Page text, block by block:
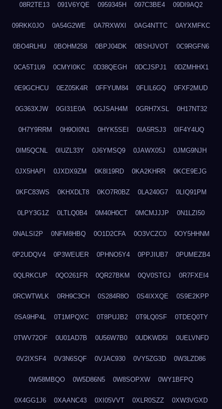
08R2TE13 091V6YQE 0959345H 097C3BE4 09DI9AQ2
09RKK0JO 0A54G2WE 0A7RXWXI 0AG4NTTC 0AYXMFKC
0BO4RLHU 0BOHM258 0BPJ04DK 0BSHJVOT 0C9RGFN6
0CA5T1U9 0CMYI0KC 0D38QEGH 0DCJSPJ1 0DZMHHX1
0E9GCHCU 0EZ05K4R 0FFYUM84 0FLIL6GQ 0FXF2MUD
0G363XJW 0GI31E0A 0GJSAH4M 0GRH7XSL 0H17NT32
0H7Y9RRM 0H9OI0N1 0HYK5SEI 0IA5RSJ3 0IF4Y4UQ
0IM5QCNL 0IUZL33Y 0J6YMSQ9 0JAWX05J 0JMG9NJH
0JX5HAPI 0JXDX9ZM 0K8I19RD 0KA2KHRR 0KCE9EJG
0KFC83WS 0KHXDLT8 0KO7R0BZ 0LA240G7 0LIQ91PM
0LPY3G1Z 0LTLQ0B4 0M40H0CT 0MCMJJJP 0N1LZI50
0NALSI2P 0NFM8HBQ 0O1D2CFA 0O3VCZC0 0OY5HHNM
0P2UDQV4 0P3WEUER 0PHNO5Y4 0PPJIUB7 0PUMEZB4
0QLRKCUP 0QO261FR 0QR27BKM 0QV0STGJ 0R7FXEI4
0RCWTWLK 0RH9C3CH 0S284R8O 0S4IXXQE 0S9E2KPP
0SA9HP4L 0T1MPQXC 0T8PUJB2 0T9LQ0SF 0TDEQ0TY
0TWV72OF 0U01AD7B 0U56W7B0 0UDKWD5I 0UELVNFD
0V2IXSF4 0V3N6SQF 0VJAC930 0VY5ZG3D 0W3LZD86
0W58MBQO 0W5D86N5 0W8SOPXW 0WY1BFPQ
0X4GG1J6 0XAANC43 0XI05VVT 0XLR0SZZ 0XW3VGXD